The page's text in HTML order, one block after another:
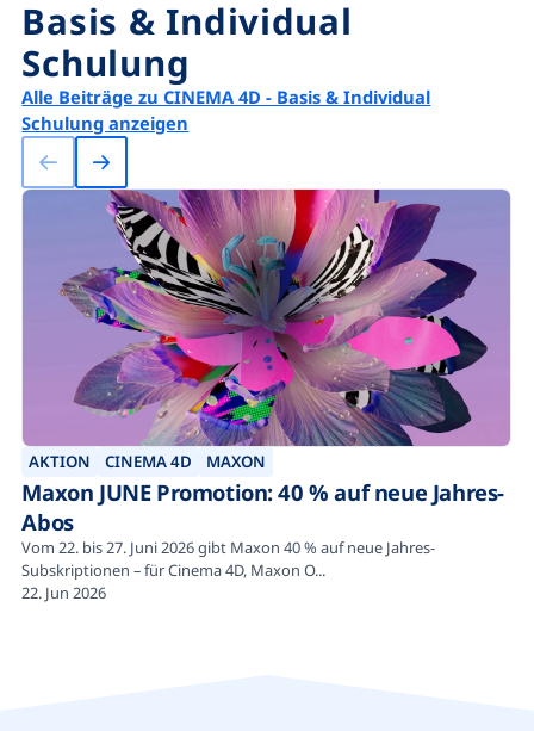
Basis & Individual
Schulung
Alle Beiträge zu CINEMA 4D - Basis & Individual
Schulung anzeigen
AKTION CINEMA 4D MAXON
Maxon JUNE Promotion: 40 % auf neue Jahres-
Abos
Vom 22. bis 27. Juni 2026 gibt Maxon 40 % auf neue Jahres-
Subskriptionen – für Cinema 4D, Maxon O...
22. Jun 2026